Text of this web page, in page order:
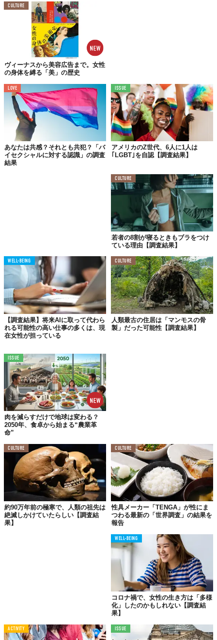
「男の子」という言葉から連想するもの
©国際NGOプラン・インターナショナル
こうしたジェンダー・ステレオタイプの印象では、ほかに「女の
子だから家事をしなさい、おしとやかにしなさい」「男の子だか
ら泣いてはダメ」などの抽象的なものから、「理系は男子、文系
は女子」などの学業面についてなど、さまざまなものがある。
とくに、学校でこうした経験をした人の割合は
く残っているようだ。
一概にこれを悪いと決めつけることはできないが、世界的にそう
した固定観念は徐々に薄れているし、それが
ことも。
この調査に回答した高校生たちも
は、自分の可能性を狭めていると感じるか」
て、じつに
う思う」と回答。
仕事にしても、こうした固定観念によって本来持っている能力を
発揮する場を与えられない、なんてこともあるのかもしれない。
この調査結果をみるまでもない話ではあるが、あらためて「ジェ
ンダー・ステレオタイプ」という言葉について考えてみる必要が
ありそうだ。
Top image: ©
TABI LABO
この世界は、もっと広いはずだ。
CULTURE
ヴィーナスから美容広告まで。女性
の身体を縛る「美」の歴史
LOVE
あなたは共感？それとも共犯？「バ
イセクシャルに対する認識」の調査
結果
ISSUE
アメリカのZ世代、6人に1人は
｢LGBT｣を自認【調査結果】
CULTURE
若者の8割が寝るときもブラをつけ
ている理由【調査結果】
WELL-BEING
【調査結果】将来AIに取って代わら
れる可能性の高い仕事の多くは、現
在女性が担っている
CULTURE
人類最古の住居は「マンモスの骨
製」だった可能性【調査結果】
ISSUE
肉を減らすだけで地球は変わる？
2050年、食卓から始まる“農業革
命”
CULTURE
約90万年前の極寒で、人類の祖先は
絶滅しかけていたらしい【調査結
果】
CULTURE
性具メーカー「TENGA」が性にま
つわる最新の「世界調査」の結果を
報告
WELL-BEING
コロナ禍で、女性の生き方は「多様
化」したのかもしれない【調査結
果】
ACTIVITY ISSUE